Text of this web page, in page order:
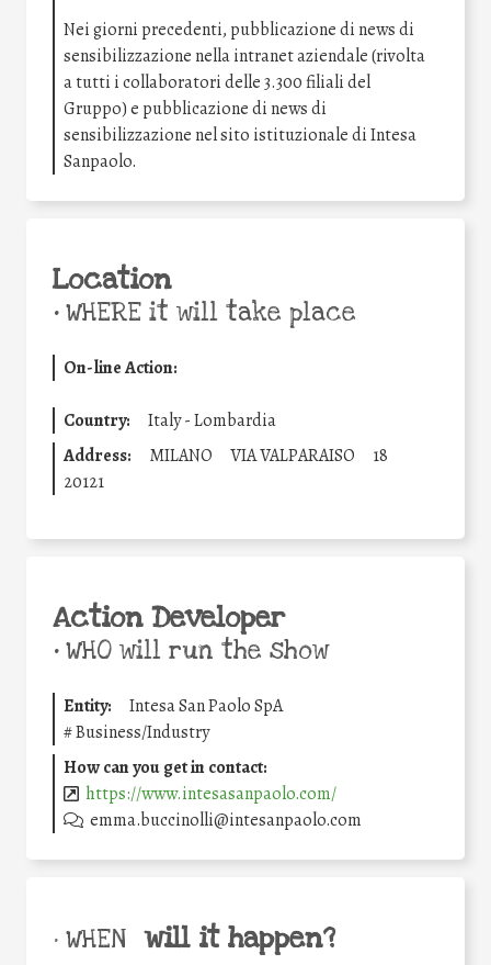
Nei giorni precedenti, pubblicazione di news di
sensibilizzazione nella intranet aziendale (rivolta
a tutti i collaboratori delle 3.300 filiali del
Gruppo) e pubblicazione di news di
sensibilizzazione nel sito istituzionale di Intesa
Sanpaolo.
Location
•WHERE it will take place
On-line Action:
Country:
Italy - Lombardia
Address:
MILANO VIA VALPARAISO
18
20121
Action Developer
•WHO will run the show
Entity:
Intesa San Paolo SpA
#Business/Industry
How can you get in contact:
https://www.intesasanpaolo.com/
emma.buccinolli@intesanpaolo.com
• WHEN will it happen?